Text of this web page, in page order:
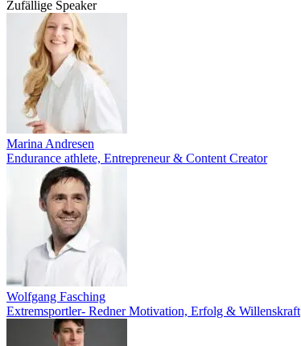
Zufällige Speaker
Marina Andresen
Endurance athlete, Entrepreneur & Content Creator
Wolfgang Fasching
Extremsportler- Redner Motivation, Erfolg & Willenskraft